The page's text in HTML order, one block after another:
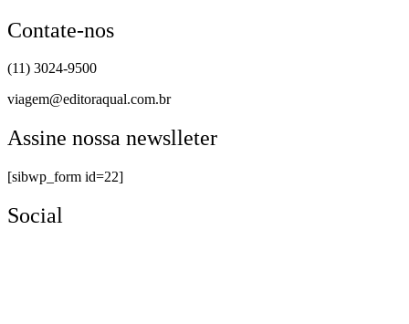
Contate-nos
(11) 3024-9500
viagem@editoraqual.com.br
Assine nossa newslleter
[sibwp_form id=22]
Social